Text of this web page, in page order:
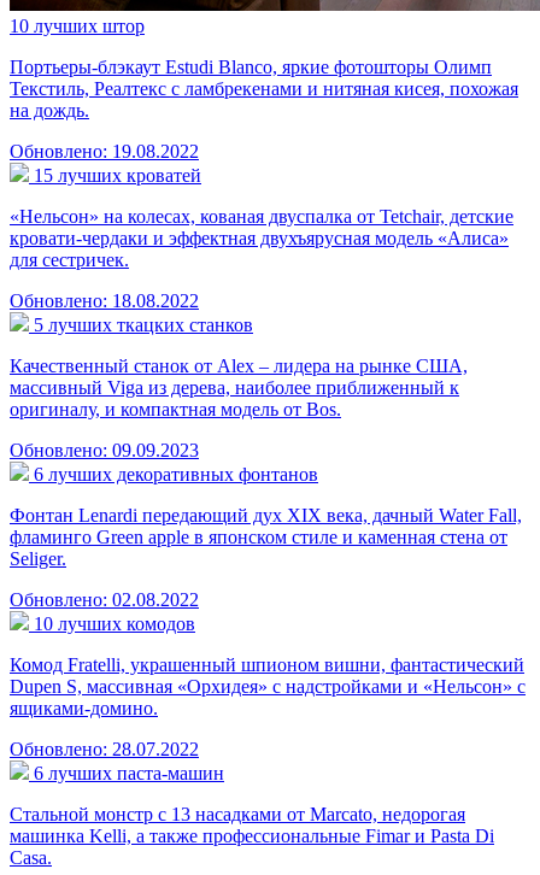
10 лучших штор
Портьеры-блэкаут Estudi Blanco, яркие фотошторы Олимп
Текстиль, Реалтекс с ламбрекенами и нитяная кисея, похожая
на дождь.
Обновлено: 19.08.2022
15 лучших кроватей
«Нельсон» на колесах, кованая двуспалка от Tetchair, детские
кровати-чердаки и эффектная двухъярусная модель «Алиса»
для сестричек.
Обновлено: 18.08.2022
5 лучших ткацких станков
Качественный станок от Alex – лидера на рынке США,
массивный Viga из дерева, наиболее приближенный к
оригиналу, и компактная модель от Bos.
Обновлено: 09.09.2023
6 лучших декоративных фонтанов
Фонтан Lenardi передающий дух XIX века, дачный Water Fall,
фламинго Green apple в японском стиле и каменная стена от
Seliger.
Обновлено: 02.08.2022
10 лучших комодов
Комод Fratelli, украшенный шпионом вишни, фантастический
Dupen S, массивная «Орхидея» с надстройками и «Нельсон» с
ящиками-домино.
Обновлено: 28.07.2022
6 лучших паста-машин
Стальной монстр с 13 насадками от Marcato, недорогая
машинка Kelli, а также профессиональные Fimar и Pasta Di
Casa.